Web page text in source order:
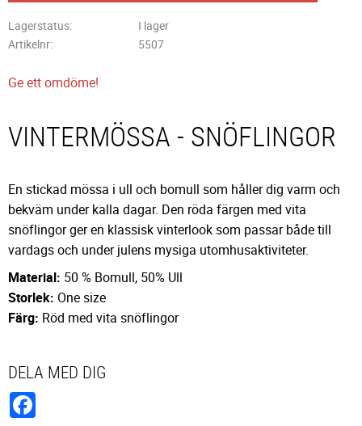
Lagerstatus
I lager
Artikelnr
5507
Ge ett omdöme!
VINTERMÖSSA - SNÖFLINGOR
En stickad mössa i ull och bomull som håller dig varm och
bekväm under kalla dagar. Den röda färgen med vita
snöflingor ger en klassisk vinterlook som passar både till
vardags och under julens mysiga utomhusaktiviteter.
Material: 50 % Bomull, 50% Ull
Storlek: One size
Färg: Röd med vita snöflingor
DELA MED DIG